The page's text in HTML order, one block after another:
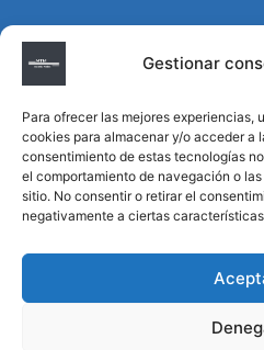
Gestionar
Para ofrecer las mejores experiencias,
cookies para almacenar y/o acceder a
consentimiento de estas tecnologías
el comportamiento de navegación o
sitio. No consentir o retirar el
negativamente a ciertas
Directivas Médicas
requisitos, registro y
Sumar vida a los años:
envejecimiento saludable
Determinación de la hora